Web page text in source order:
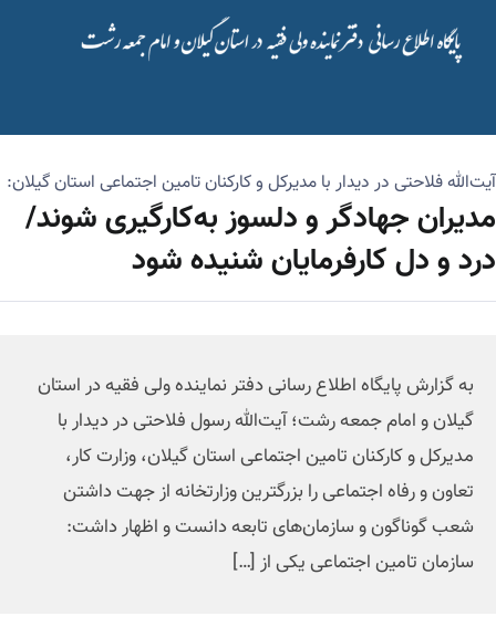
آیت‌الله فلاحتی در دیدار با مدیرکل و کارکنان تامین اجتماعی استان گیلان:
مدیران جهادگر و دلسوز به‌کارگیری شوند/
درد و دل کارفرمایان شنیده شود
به گزارش پایگاه اطلاع رسانی دفتر نماینده ولی فقیه در استان
گیلان و امام جمعه رشت؛ آیت‌الله رسول فلاحتی در دیدار با
مدیرکل و کارکنان تامین اجتماعی استان گیلان، وزارت کار،
تعاون و رفاه اجتماعی را بزرگترین وزارتخانه از جهت داشتن
شعب گوناگون و سازمان‌های تابعه دانست و اظهار داشت:
سازمان تامین اجتماعی یکی از […]